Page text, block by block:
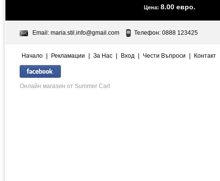
Цена: 8.00 евро.
Email: maria.stil.info@gmail.com Телефон: 0888 123425
Начало | Рекламации | За Нас | Вход | Чести Въпроси | Контакт
Онлайн магазин от Summer Cart